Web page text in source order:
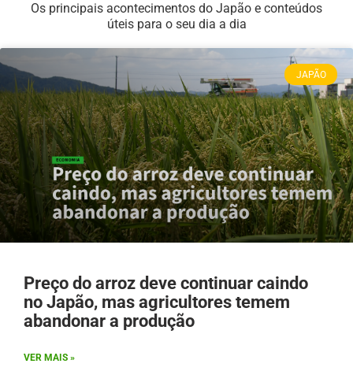
Os principais acontecimentos do Japão e conteúdos
úteis para o seu dia a dia​
JAPÃO
Preço do arroz deve continuar caindo
no Japão, mas agricultores temem
abandonar a produção
VER MAIS »